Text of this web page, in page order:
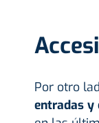
Por otro
entradas y